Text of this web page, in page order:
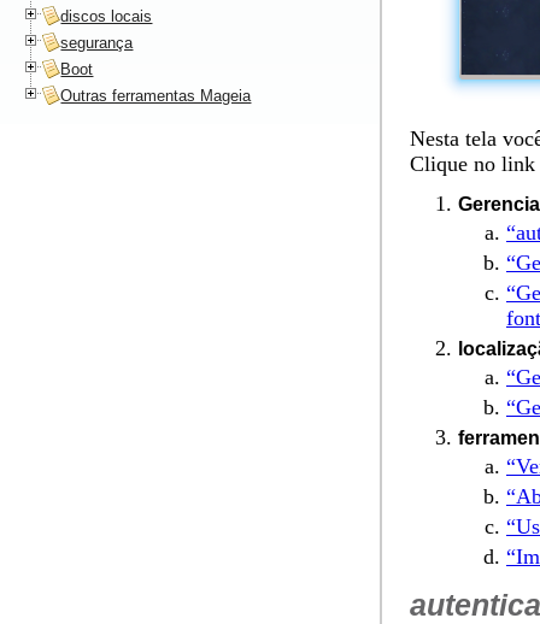
Nesta tela
Clique no link
discos locais
segurança
Boot
Outras ferramentas Mageia